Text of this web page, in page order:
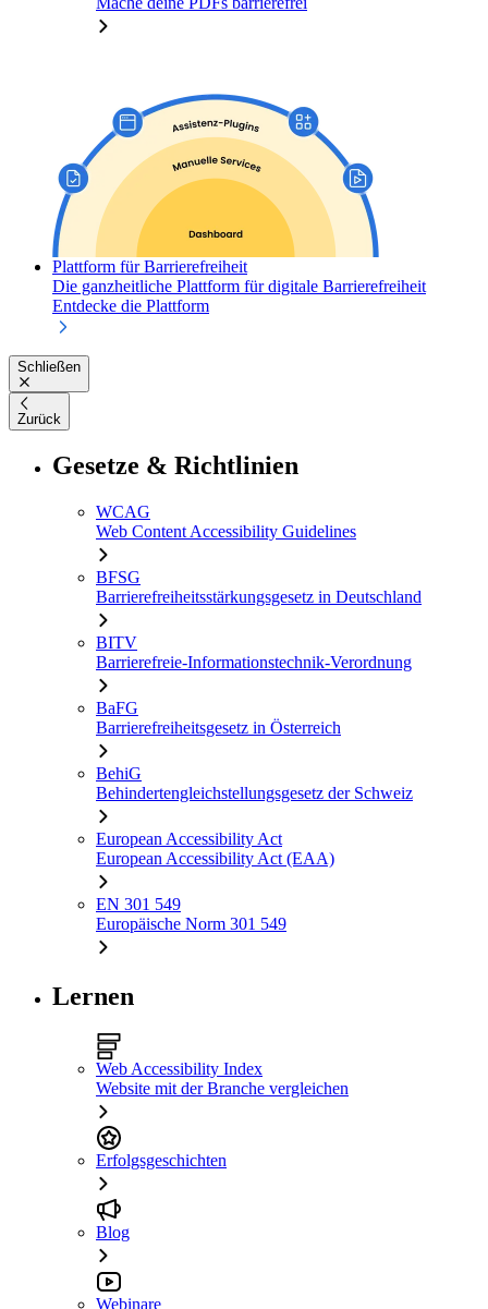
Plattform für Barrierefreiheit
Die ganzheitliche Plattform für digitale Barrierefreiheit
Entdecke die Plattform
Schließen
Zurück
Gesetze & Richtlinien
WCAG
Web Content Accessibility Guidelines
BFSG
Barrierefreiheitsstärkungsgesetz in Deutschland
BITV
Barrierefreie-Informationstechnik-Verordnung
BaFG
Barrierefreiheitsgesetz in Österreich
BehiG
Behindertengleichstellungsgesetz der Schweiz
European Accessibility Act
European Accessibility Act (EAA)
EN 301 549
Europäische Norm 301 549
Lernen
Web Accessibility Index
Website mit der Branche vergleichen
Erfolgsgeschichten
Blog
Webinare